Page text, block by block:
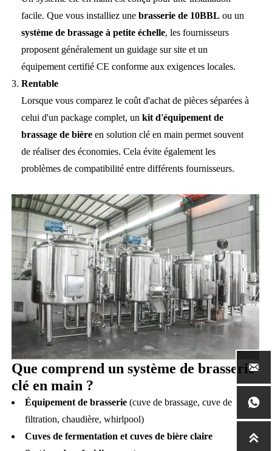
facile. Que vous installiez une brasserie de 10BBL ou un
système de brassage à petite échelle, les fournisseurs
proposent généralement un guidage sur site et un
équipement certifié CE conforme aux exigences locales.
Rentable
Lorsque vous comparez le coût d'achat de pièces séparées à
celui d'un package complet, un kit d'équipement de
brassage de bièreen solution clé en main permet souvent
de réaliser des économies. Cela évite également les
problèmes de compatibilité entre différents fournisseurs.
Que comprend un système de brasserie
clé en main ?
Équipement de brasserie(cuve de brassage, cuve de
filtration, chaudière, whirlpool)
Cuves de fermentation et cuves de bière claire


